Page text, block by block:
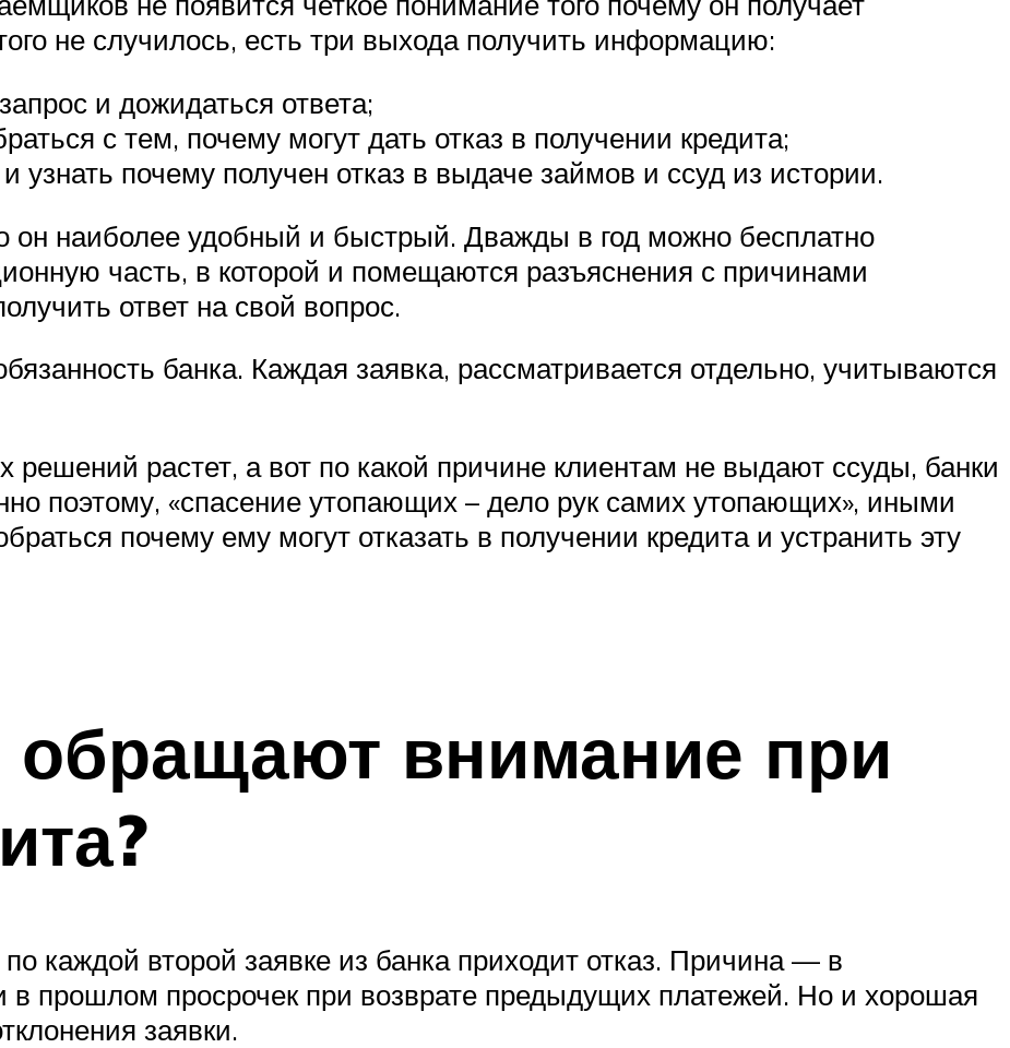
не случилось, есть три выхода получить информацию:
и дожидаться ответа;
с тем, почему могут дать отказ в получении кредита;
узнать почему получен отказ в выдаче займов и ссуд из истории.
он наиболее удобный и быстрый. Дважды в год можно бесплатно
часть, в которой и помещаются разъяснения с причинами
ответ на свой вопрос.
банка. Каждая заявка, рассматривается отдельно, учитываются
решений растет, а вот по какой причине клиентам не выдают ссуды, банки
поэтому, «спасение утопающих – дело рук самих утопающих», иными
почему ему могут отказать в получении кредита и устранить эту
обращают внимание при
каждой второй заявке из банка приходит отказ. Причина — в
в прошлом просрочек при возврате предыдущих платежей. Но и хорошая
заявки.